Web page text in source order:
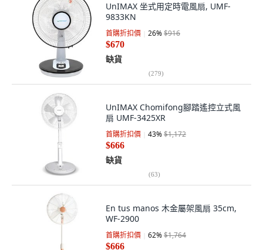
UnIMAX 坐式用定時電風扇, UMF-
9833KN
首購折扣價 26%$916
$670
缺貨
(279)
UnIMAX Chomifong腳踏遙控立式風
扇 UMF-3425XR
首購折扣價 43%$1,172
$666
缺貨
(63)
En tus manos 木金屬架風扇 35cm,
WF-2900
首購折扣價 62%$1,764
$666